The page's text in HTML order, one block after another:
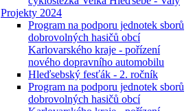
Projekty 2024
Program na podporu jednotek sborů
dobrovolných hasičů obcí
Karlovarského kraje - pořízení
nového dopravního automobilu
Hleďsebský fesťák - 2. ročník
Program na podporu jednotek sborů
dobrovolných hasičů obcí